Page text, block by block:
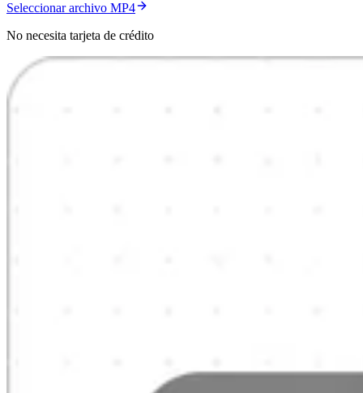
Seleccionar archivo MP4
No necesita tarjeta de crédito